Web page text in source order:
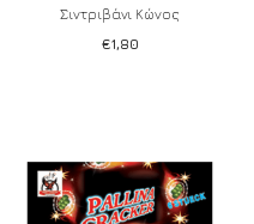
Σιντριβάνι Κώνος
€1,80
Add to wishlist